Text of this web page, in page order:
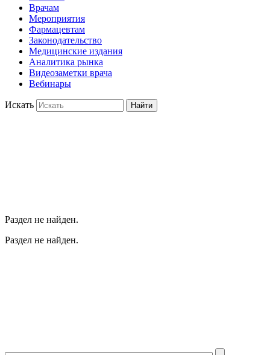
Врачам
Мероприятия
Фармацевтам
Законодательство
Медицинские издания
Аналитика рынка
Видеозаметки врача
Вебинары
Искать Найти
Раздел не найден.
Раздел не найден.